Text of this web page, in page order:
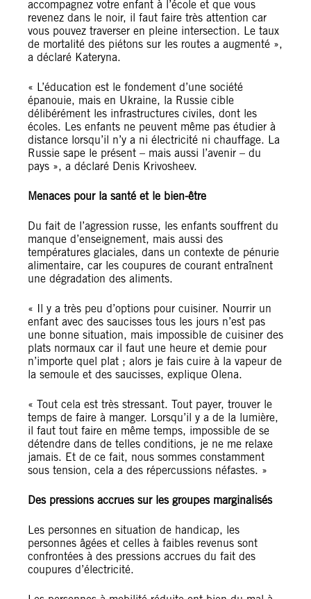
accompagnez votre enfant à l’école et que vous
revenez dans le noir, il faut faire très attention car
vous pouvez traverser en pleine intersection. Le taux
de mortalité des piétons sur les routes a augmenté »,
a déclaré Kateryna.
« L’éducation est le fondement d’une société
épanouie, mais en Ukraine, la Russie cible
délibérément les infrastructures civiles, dont les
écoles. Les enfants ne peuvent même pas étudier à
distance lorsqu’il n’y a ni électricité ni chauffage. La
Russie sape le présent – mais aussi l’avenir – du
pays », a déclaré Denis Krivosheev.
Menaces pour la santé et le bien-être
Du fait de l’agression russe, les enfants souffrent du
manque d’enseignement, mais aussi des
températures glaciales, dans un contexte de pénurie
alimentaire, car les coupures de courant entraînent
une dégradation des aliments.
« Il y a très peu d’options pour cuisiner. Nourrir un
enfant avec des saucisses tous les jours n’est pas
une bonne situation, mais impossible de cuisiner des
plats normaux car il faut une heure et demie pour
n’importe quel plat ; alors je fais cuire à la vapeur de
la semoule et des saucisses, explique Olena.
« Tout cela est très stressant. Tout payer, trouver le
temps de faire à manger. Lorsqu’il y a de la lumière,
il faut tout faire en même temps, impossible de se
détendre dans de telles conditions, je ne me relaxe
jamais. Et de ce fait, nous sommes constamment
sous tension, cela a des répercussions néfastes. »
Des pressions accrues sur les groupes marginalisés
Les personnes en situation de handicap, les
personnes âgées et celles à faibles revenus sont
confrontées à des pressions accrues du fait des
coupures d’électricité.